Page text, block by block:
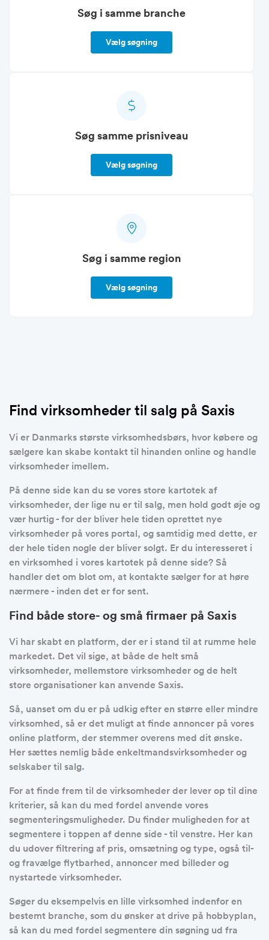
Søg i samme branche
Vælg søgning
Søg samme prisniveau
Vælg søgning
Søg i samme region
Vælg søgning
Find virksomheder til salg på Saxis
Vi er Danmarks største virksomhedsbørs, hvor købere og
sælgere kan skabe kontakt til hinanden online og handle
virksomheder imellem.
På denne side kan du se vores store kartotek af
virksomheder, der lige nu er til salg, men hold godt øje og
vær hurtig - for der bliver hele tiden oprettet nye
virksomheder på vores portal, og samtidig med dette, er
der hele tiden nogle der bliver solgt. Er du interesseret i
en virksomhed i vores kartotek på denne side? Så
handler det om blot om, at kontakte sælger for at høre
nærmere - inden det er for sent.
Find både store- og små firmaer på Saxis
Vi har skabt en platform, der er i stand til at rumme hele
markedet. Det vil sige, at både de helt små
virksomheder, mellemstore virksomheder og de helt
store organisationer kan anvende Saxis.
Så, uanset om du er på udkig efter en større eller mindre
virksomhed, så er det muligt at finde annoncer på vores
online platform, der stemmer overens med dit ønske.
Her sættes nemlig både enkeltmandsvirksomheder og
selskaber til salg.
For at finde frem til de virksomheder der lever op til dine
kriterier, så kan du med fordel anvende vores
segmenteringsmuligheder. Du finder muligheden for at
segmentere i toppen af denne side - til venstre. Her kan
du udover filtrering af pris, omsætning og type, også til-
og fravælge flytbarhed, annoncer med billeder og
nystartede virksomheder.
Søger du eksempelvis en lille virksomhed indenfor en
bestemt branche, som du ønsker at drive på hobbyplan,
så kan du med fordel segmentere din søgning ud fra